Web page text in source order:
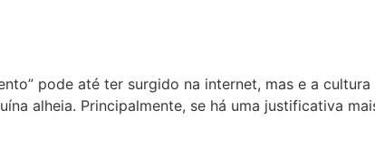
pode até ter surgido na internet, mas e a cultura
alheia. Principalmente, se há uma justificativa